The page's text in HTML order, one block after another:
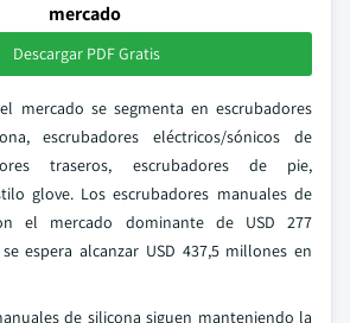
mercado
Descargar PDF Gratis
mercado se segmenta en escrubadores
escrubadores eléctricos/sónicos de
traseros, escrubadores de pie,
glove. Los escrubadores manuales de
el mercado dominante de USD 277
espera alcanzar USD 437,5 millones en
de silicona siguen manteniendo la